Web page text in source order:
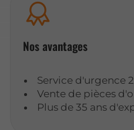
Nos avantages
Service d'urgence
Vente de pièces
Plus de 35 ans